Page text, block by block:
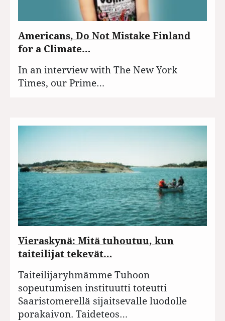
Americans, Do Not Mistake Finland
for a Climate…
In an interview with The New York
Times, our Prime…
Vieraskynä: Mitä tuhoutuu, kun
taiteilijat tekevät…
Taiteilijaryhmämme Tuhoon
sopeutumisen instituutti toteutti
Saaristomerellä sijaitsevalle luodolle
porakaivon. Taideteos…